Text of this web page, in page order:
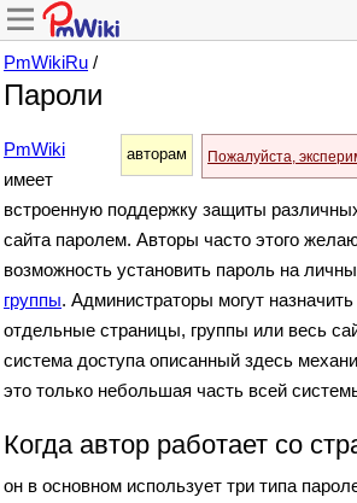
PmWikiRu /
Пароли
Пожалуйста,
авторам
PmWiki
имеет
встроенную поддержку защиты
сайта паролем. Авторы часто этого
возможность установить пароль на
группы. Администраторы могут
отдельные страницы, группы или весь
система доступа описанный здесь
это только небольшая часть всей
Когда автор работает со
он в основном использует три типа